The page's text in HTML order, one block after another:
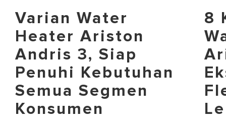
Varian Water
Heater Ariston
Andris 3, Siap
Penuhi Kebutuhan
Semua Segmen
Konsumen
8